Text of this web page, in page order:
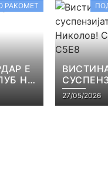
РАКОМЕТ
Е
НА
САМО
27/05/2026